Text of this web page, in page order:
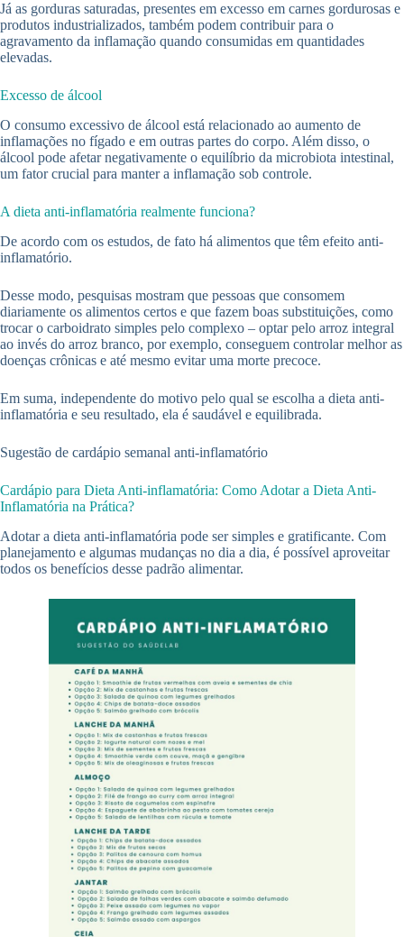
Já as gorduras saturadas, presentes em excesso em carnes gordurosas e
produtos industrializados, também podem contribuir para o
agravamento da inflamação quando consumidas em quantidades
elevadas.
Excesso de álcool
O consumo excessivo de álcool está relacionado ao aumento de
inflamações no fígado e em outras partes do corpo. Além disso, o
álcool pode afetar negativamente o equilíbrio da microbiota intestinal,
um fator crucial para manter a inflamação sob controle.
A dieta anti-inflamatória realmente funciona?
De acordo com os estudos, de fato há alimentos que têm efeito anti-
inflamatório.
Desse modo, pesquisas mostram que pessoas que consomem
diariamente os alimentos certos e que fazem boas substituições, como
trocar o carboidrato simples pelo complexo – optar pelo arroz integral
ao invés do arroz branco, por exemplo, conseguem controlar melhor as
doenças crônicas e até mesmo evitar uma morte precoce.
Em suma, independente do motivo pelo qual se escolha a dieta anti-
inflamatória e seu resultado, ela é saudável e equilibrada.
Sugestão de cardápio semanal anti-inflamatório
Cardápio para Dieta Anti-inflamatória: Como Adotar a Dieta Anti-
Inflamatória na Prática?
Adotar a dieta anti-inflamatória pode ser simples e gratificante. Com
planejamento e algumas mudanças no dia a dia, é possível aproveitar
todos os benefícios desse padrão alimentar.